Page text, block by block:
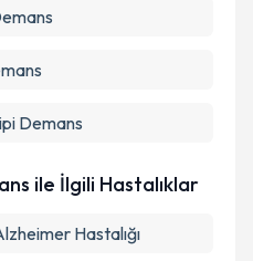
Demans
ile İlgili Hastalıklar
Hastalığı